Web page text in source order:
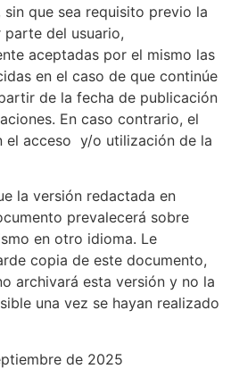
que sea requisito previo la
del usuario,
aceptadas por el mismo las
en el caso de que continúe
de la fecha de publicación
En caso contrario, el
el acceso y/o utilización de la
la versión redactada en
prevalecerá sobre
en otro idioma. Le
copia de este documento,
archivará esta versión y no la
una vez se hayan realizado
de 2025